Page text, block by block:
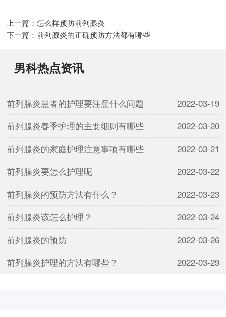
上一篇：怎么样预防前列腺炎
下一篇：前列腺炎的正确预防方法都有哪些
男科热点资讯
前列腺炎患者的护理要注意什么问题
2022-03-19
前列腺炎春季护理的主要细则有哪些
2022-03-20
前列腺炎的家庭护理注意事项有哪些
2022-03-21
前列腺炎要怎么护理呢
2022-03-22
前列腺炎的预防方法有什么？
2022-03-23
前列腺炎该怎么护理？
2022-03-24
前列腺炎的预防
2022-03-26
前列腺炎护理的方法有哪些？
2022-03-29